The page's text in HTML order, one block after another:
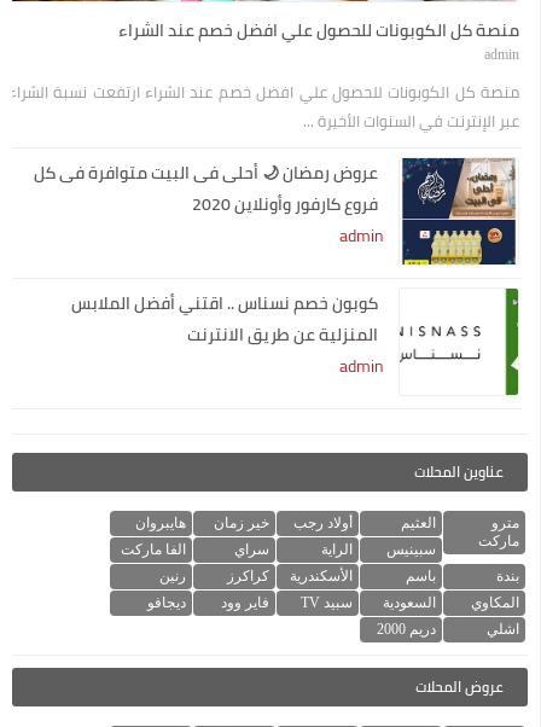
منصة كل الكوبونات للحصول علي افضل خصم عند الشراء
admin
منصة كل الكوبونات للحصول علي افضل خصم عند الشراء ارتفعت نسبة الشراء
عبر الإنترنت في السنوات الأخيرة ...
عروض رمضان 🌙 أحلى فى البيت متوافرة فى كل
فروع كارفور وأونلاين 2020
admin
كوبون خصم نسناس .. اقتني أفضل الملابس
المنزلية عن طريق الانترنت
admin
عناوين المحلات
مترو
ماركت
العثيم أولاد رجب خير زمان
هايبروان
سبينيس
الراية سراي
الفا ماركت
بندة
باسم الأسكندرية كراكرز
رنين
المكاوي
السعودية سبيد TV فاير وود
ديجافو
اشلي
دريم 2000
عروض المحلات